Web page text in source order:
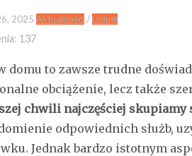
2025 Aktualności/ Usługi
137
domu to zawsze trudne
obciążenie, lecz także
chwili najczęściej skupiamy
odpowiednich służb,
Jednak bardzo istotnym